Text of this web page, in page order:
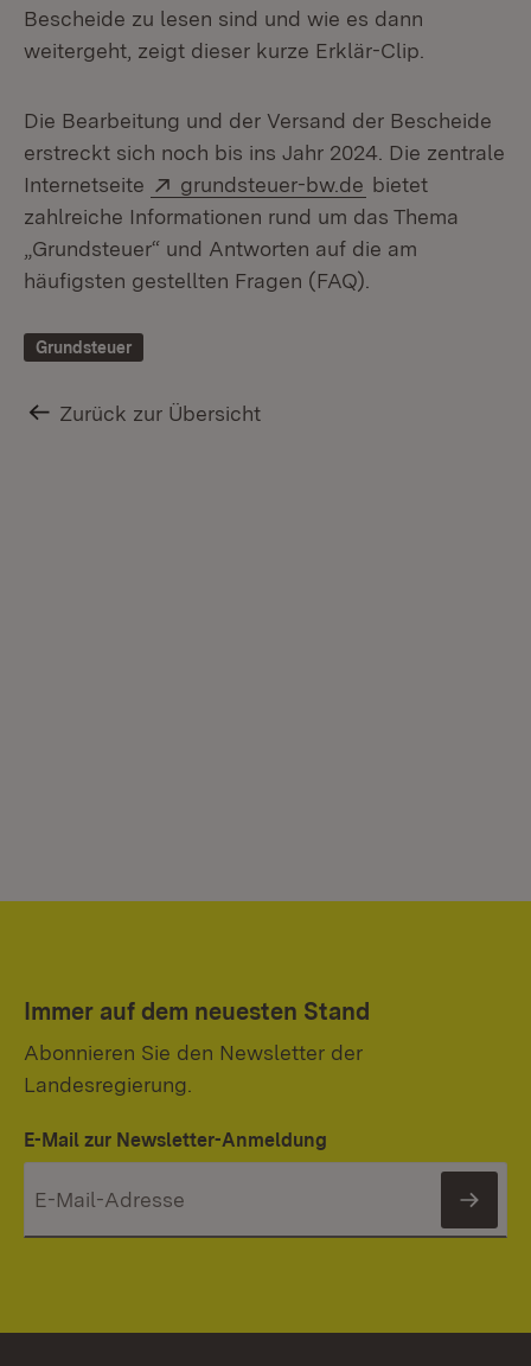
Bescheide zu lesen sind und wie es dann
weitergeht, zeigt dieser kurze Erklär-Clip.
Die Bearbeitung und der Versand der Bescheide
erstreckt sich noch bis ins Jahr 2024. Die zentrale
Internetseite
Extern:
grundsteuer-bw.de (Öffnet in
bietet
zahlreiche Informationen rund um das Thema
„Grundsteuer“ und Antworten auf die am
häufigsten gestellten Fragen (FAQ).
Grundsteuer
Zurück zur Übersicht
Immer auf dem neuesten Stand
Abonnieren Sie den Newsletter der
Landesregierung.
E-Mail zur Newsletter-Anmeldung